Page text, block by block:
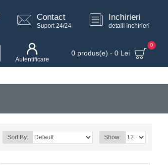
Contact
Suport 24/24
Inchirieri
detalii inchirieri
Autentificare
0 produs(e) - 0 Lei
0
Sort By: Show: